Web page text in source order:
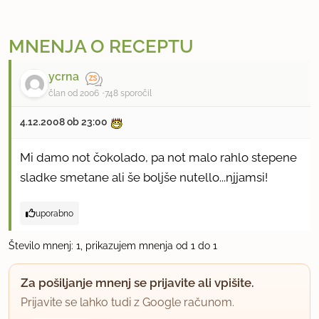
MNENJA O RECEPTU
ycrna
član od 2006 748 sporočil
4.12.2008 ob 23:00
Mi damo not čokolado, pa not malo rahlo stepene
sladke smetane ali še boljše nutello...njjamsi!
uporabno
Število mnenj: 1, prikazujem mnenja od 1 do 1
Za pošiljanje mnenj se prijavite ali vpišite.
Prijavite se lahko tudi z Google računom.